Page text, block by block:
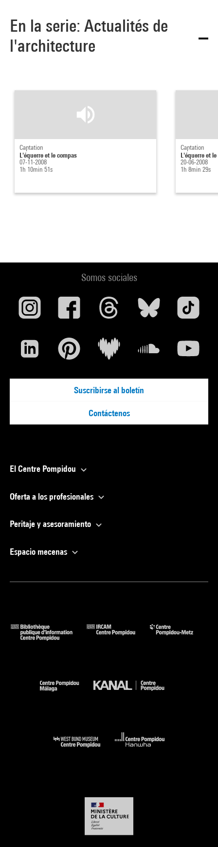
En la serie: Actualités de
l'architecture
Captation
L'équerre et le compas
07-11-2008
1h 10min 51s
Captation
L'équerre et
20-06-2008
1h 8min 29s
Somos sociales
Suscribirse al boletín
Contáctenos
El Centre Pompidou
Oferta a los profesionales
Peritaje y asesoramiento
Espacio mecenas